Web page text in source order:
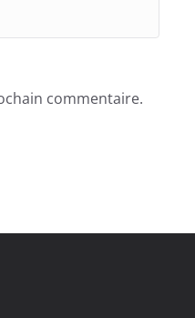
commentaire.